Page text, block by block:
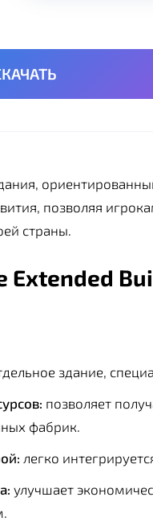
позволяя
страны.
Extended
здание,
позволяет
фабрик.
легко
улучшает